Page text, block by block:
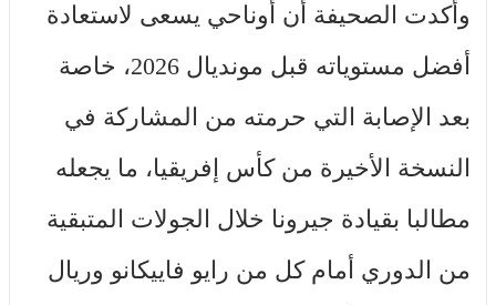
وأكدت الصحيفة أن أوناحي يسعى لاستعادة
أفضل مستوياته قبل مونديال 2026، خاصة
بعد الإصابة التي حرمته من المشاركة في
النسخة الأخيرة من كأس إفريقيا، ما يجعله
مطالبا بقيادة جيرونا خلال الجولات المتبقية
من الدوري أمام كل من رايو فاييكانو وريال